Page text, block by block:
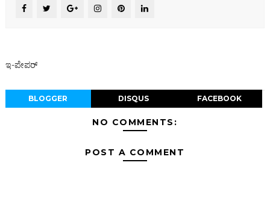
ಇ-ಪೇಪರ್‌
BLOGGER DISQUS FACEBOOK
NO COMMENTS:
POST A COMMENT